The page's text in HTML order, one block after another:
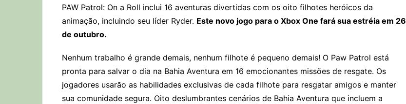
PAW Patrol: On a Roll inclui 16 aventuras divertidas com os oito filhotes heróicos da
animação, incluindo seu líder Ryder. Este novo jogo para o Xbox One fará sua estréia em 26
de outubro.
Nenhum trabalho é grande demais, nenhum filhote é pequeno demais! O Paw Patrol está
pronta para salvar o dia na Bahia Aventura em 16 emocionantes missões de resgate. Os
jogadores usarão as habilidades exclusivas de cada filhote para resgatar amigos e manter
sua comunidade segura. Oito deslumbrantes cenários de Bahia Aventura que incluem a